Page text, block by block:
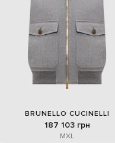
BRUNELLO CUCINELLI
187 103 грн
MXL